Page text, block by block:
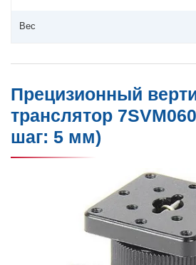
Вес
Прецизионный
транслятор
шаг: 5 мм)